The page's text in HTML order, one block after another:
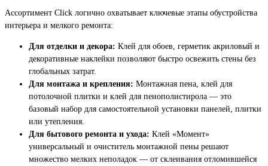
Ассортимент Click логично охватывает ключевые этапы обустройства
интерьера и мелкого ремонта:
Для отделки и декора: Клей для обоев, герметик акриловый и
декоративные наклейки позволяют быстро освежить стены без
глобальных затрат.
Для монтажа и крепления: Монтажная пена, клей для
потолочной плитки и клей для пенополистирола — это
базовый набор для самостоятельной установки панелей, плитки
или утепления.
Для бытового ремонта и ухода: Клей «Момент»
универсальный и очиститель монтажной пены решают
множество мелких неполадок — от склеивания отломившейся